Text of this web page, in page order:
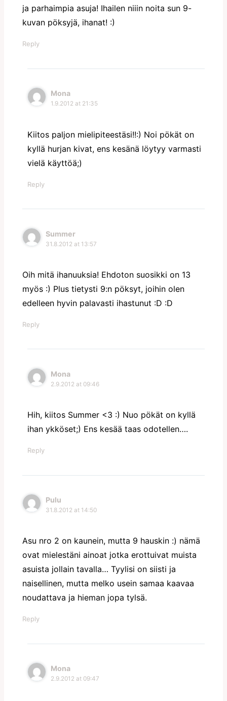
ja parhaimpia asuja! Ihailen niiin noita sun 9-
kuvan pöksyjä, ihanat! :)
Reply
Mona
1.9.2012 at 21:35
Kiitos paljon mielipiteestäsi!!:) Noi pökät on
kyllä hurjan kivat, ens kesänä löytyy varmasti
vielä käyttöä;)
Reply
Summer
31.8.2012 at 13:57
Oih mitä ihanuuksia! Ehdoton suosikki on 13
myös :) Plus tietysti 9:n pöksyt, joihin olen
edelleen hyvin palavasti ihastunut :D :D
Reply
Mona
2.9.2012 at 09:46
Hih, kiitos Summer <3 :) Nuo pökät on kyllä
ihan ykköset;) Ens kesää taas odotellen….
Reply
Pulu
31.8.2012 at 14:50
Asu nro 2 on kaunein, mutta 9 hauskin :) nämä
ovat mielestäni ainoat jotka erottuivat muista
asuista jollain tavalla… Tyylisi on siisti ja
naisellinen, mutta melko usein samaa kaavaa
noudattava ja hieman jopa tylsä.
Reply
Mona
2.9.2012 at 09:47